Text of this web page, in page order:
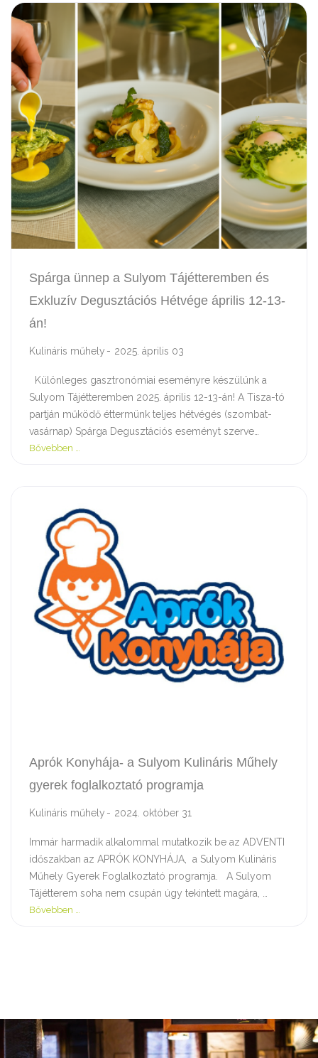
Spárga ünnep a Sulyom Tájétteremben és
Exkluzív Degusztációs Hétvége április 12-13-
án!
Kulináris műhely 2025. április 03
Különleges gasztronómiai eseményre készülünk a
Sulyom Tájétteremben 2025. április 12-13-án! A Tisza-tó
partján működő éttermünk teljes hétvégés (szombat-
vasárnap) Spárga Degusztációs eseményt szerve…
Bővebben …
Aprók Konyhája- a Sulyom Kulináris Műhely
gyerek foglalkoztató programja
Kulináris műhely 2024. október 31
Immár harmadik alkalommal mutatkozik be az ADVENTI
időszakban az APRÓK KONYHÁJA, a Sulyom Kulináris
Műhely Gyerek Foglalkoztató programja. A Sulyom
Tájétterem soha nem csupán úgy tekintett magára, …
Bővebben …